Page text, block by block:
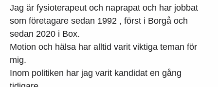
Jag är fysioterapeut och naprapat och har jobbat
som företagare sedan 1992 , först i Borgå och
sedan 2020 i Box.
Motion och hälsa har alltid varit viktiga teman för
mig.
Inom politiken har jag varit kandidat en gång